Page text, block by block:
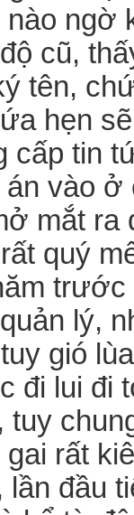
nào ngờ
cũ,
tên,
hẹn
cấp tin
án vào
mắt ra
quý
trước
lý,
gió
đi lui đi
tuy
gai rất
lần đầu